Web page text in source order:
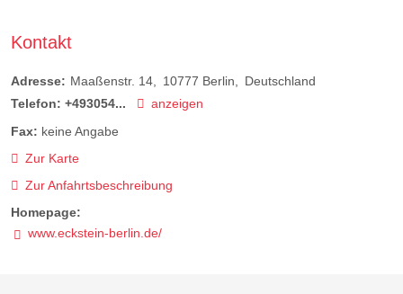
Kontakt
Adresse: Maaßenstr. 14 10777 Berlin
Deutschland
Telefon: +493054...
anzeigen
Fax: keine Angabe
Zur Karte
Zur Anfahrtsbeschreibung
Homepage:
www.eckstein-berlin.de/